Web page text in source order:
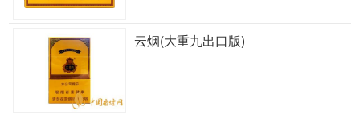
云烟(大重九出口版)